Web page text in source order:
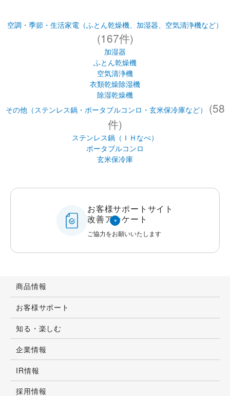
その他（ステンレス鍋・ポータブルコンロ・玄米保冷庫など） (58
件)
ステンレス鍋（ＩＨなべ）
ポータブルコンロ
玄米保冷庫
お客様サポートサイト
改善アンケート
ご協力をお願いいたします
お客様サポート
IR情報
採用情報
公式オンラインストア
ZOJIRUSHIオーナーサービス
WORLD WIDE